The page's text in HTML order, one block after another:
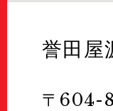
誉田屋
〒604-